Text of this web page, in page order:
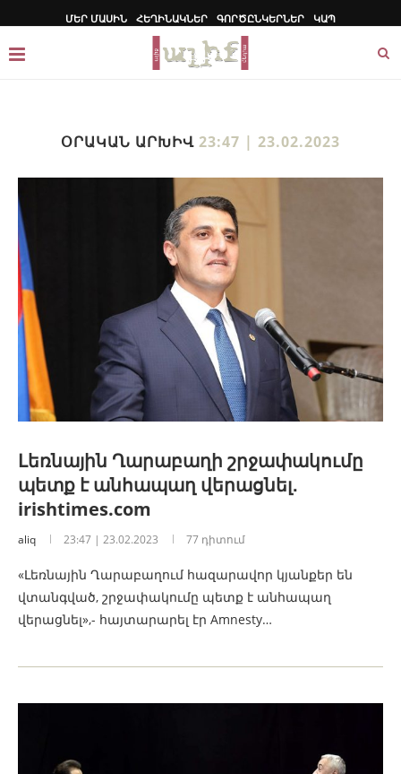
ՄԵՐ ՄԱՍԻՆ ՀԵՂԻՆԱԿՆԵՐ ԳՈՐԾԸՆԿԵՐՆԵՐ ԿԱՊ
ՕՐԱԿԱՆ ԱՐԽԻՎ 23:47 | 23.02.2023
Լեռնային Ղարաբաղի շրջափակումը
պետք է անհապաղ վերացնել․
irishtimes.com
aliq 23:47 | 23.02.2023 77 դիտում
«Լեռնային Ղարաբաղում հազարավոր կյանքեր են
վտանգված, շրջափակումը պետք է անհապաղ
վերացնել»,- հայտարարել էր Amnesty…